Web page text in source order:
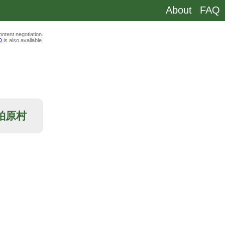
negotiation.
is also available.
村
About FAQ